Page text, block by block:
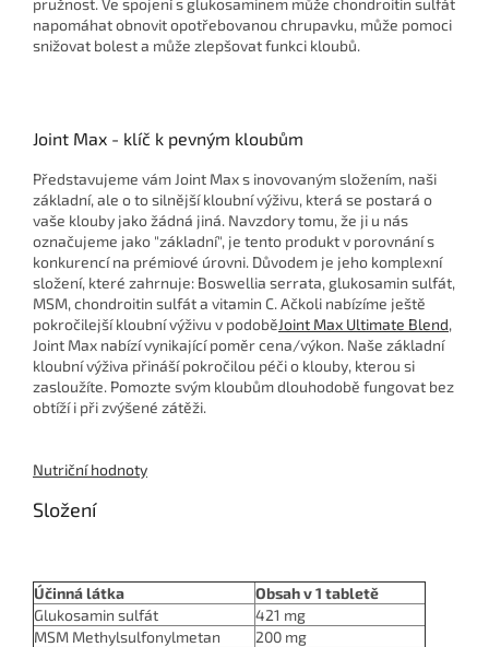
napomáhat obnovit opotřebovanou chrupavku, může pomoci
snižovat bolest a může zlepšovat funkci kloubů.
Joint Max - klíč k pevným kloubům
Představujeme vám Joint Max s inovovaným složením, naši
základní, ale o to silnější kloubní výživu, která se postará o
vaše klouby jako žádná jiná. Navzdory tomu, že ji u nás
označujeme jako "základní", je tento produkt v porovnání s
konkurencí na prémiové úrovni. Důvodem je jeho komplexní
složení, které zahrnuje: Boswellia serrata, glukosamin sulfát,
MSM, chondroitin sulfát a vitamin C. Ačkoli nabízíme ještě
pokročilejší kloubní výživu v podoběJoint Max Ultimate Blend,
Joint Max nabízí vynikající poměr cena/výkon. Naše základní
kloubní výživa přináší pokročilou péči o klouby, kterou si
zasloužíte. Pomozte svým kloubům dlouhodobě fungovat bez
obtíží i při zvýšené zátěži.
Nutriční hodnoty
Složení
Účinná látka
Obsah v 1 tabletě
Glukosamin sulfát
421 mg
MSM Methylsulfonylmetan
200 mg